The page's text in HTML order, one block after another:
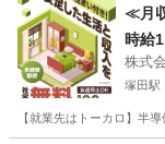
千葉 船橋市 西船
≪月
時給
株式
塚田駅
【就業先はトーカロ】半